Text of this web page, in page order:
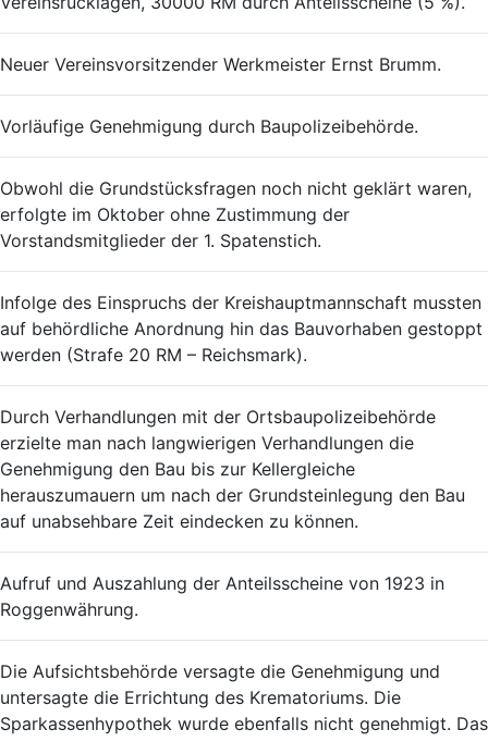
Neuer Vereinsvorsitzender Werkmeister Ernst Brumm.
Vorläufige Genehmigung durch Baupolizeibehörde.
Obwohl die Grundstücksfragen noch nicht geklärt waren,
erfolgte im Oktober ohne Zustimmung der
Vorstandsmitglieder der 1. Spatenstich.
Infolge des Einspruchs der Kreishauptmannschaft mussten
auf behördliche Anordnung hin das Bauvorhaben gestoppt
werden (Strafe 20 RM – Reichsmark).
Durch Verhandlungen mit der Ortsbaupolizeibehörde
erzielte man nach langwierigen Verhandlungen die
Genehmigung den Bau bis zur Kellergleiche
herauszumauern um nach der Grundsteinlegung den Bau
auf unabsehbare Zeit eindecken zu können.
Aufruf und Auszahlung der Anteilsscheine von 1923 in
Roggenwährung.
Die Aufsichtsbehörde versagte die Genehmigung und
untersagte die Errichtung des Krematoriums. Die
Sparkassenhypothek wurde ebenfalls nicht genehmigt. Das